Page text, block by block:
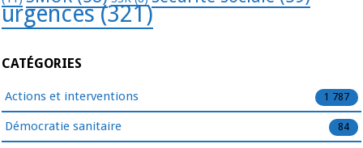
urgences(321)
CATÉGORIES
Actions et interventions 1 787
Démocratie sanitaire 84